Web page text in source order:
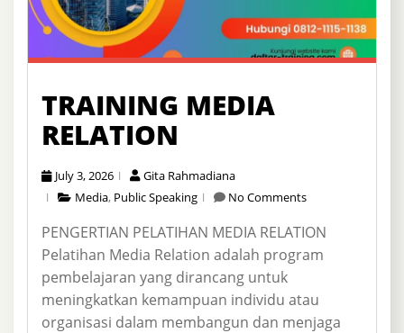
TRAINING MEDIA
RELATION
July 3, 2026
Gita Rahmadiana
Media, Public Speaking No Comments
PENGERTIAN PELATIHAN MEDIA RELATION
Pelatihan Media Relation adalah program
pembelajaran yang dirancang untuk
meningkatkan kemampuan individu atau
organisasi dalam membangun dan menjaga